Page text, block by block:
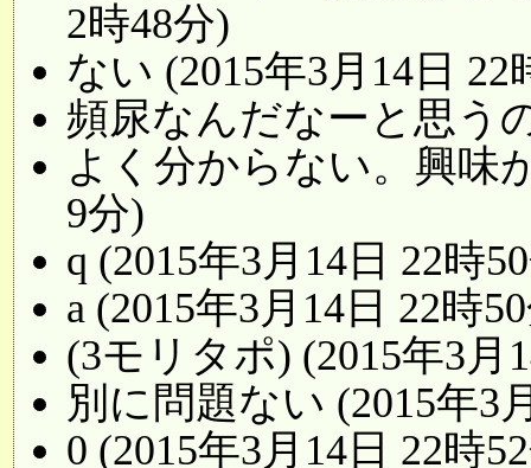
2時48分)
ない (2015年3月14日 22
頻尿なんだなーと思う
よく分からない。興味
9分)
q (2015年3月14日 22時
a (2015年3月14日 22時
(3モリタポ) (2015年3月
別に問題ない (2015年3
0 (2015年3月14日 22時